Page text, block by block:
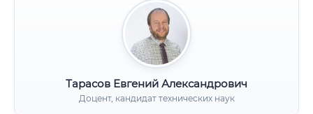
Тарасов Евгений Александрович
Доцент, кандидат технических наук